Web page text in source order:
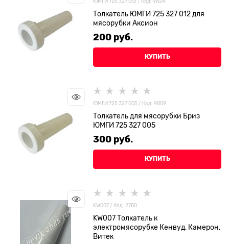
Толкатель ЮМГИ 725 327 012 для
мясорубки Аксион
200 руб.
КУПИТЬ
ЮМГИ 725 327 005 / Код: 9809
Толкатель для мясорубки Бриз
ЮМГИ 725 327 005
300 руб.
КУПИТЬ
KW007 / Код: 2780
KW007 Толкатель к
электромясорубке Кенвуд, Камерон,
Витек